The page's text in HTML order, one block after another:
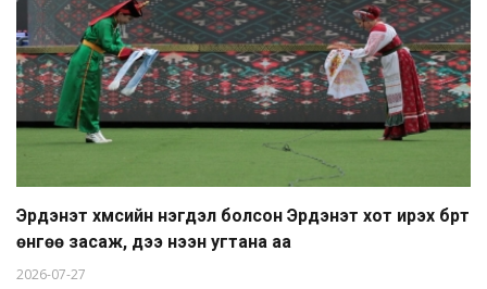
Эрдэнэт хүмүүсийн нэгдэл болсон Эрдэнэт хот ирэх бүрт
өнгөө засаж, үүдээ нээн угтана аа
2026-07-27